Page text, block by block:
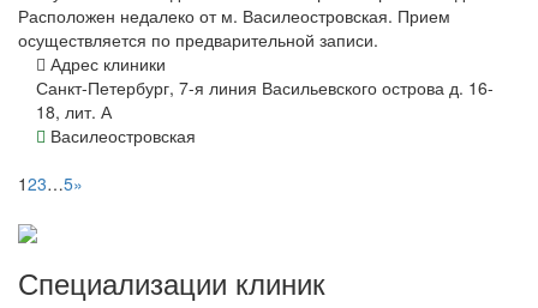
Расположен недалеко от м. Василеостровская. Прием
осуществляется по предварительной записи.
Адрес клиники
Санкт-Петербург, 7-я линия Васильевского острова д. 16-
18, лит. А
Василеостровская
123…5»
Специализации клиник